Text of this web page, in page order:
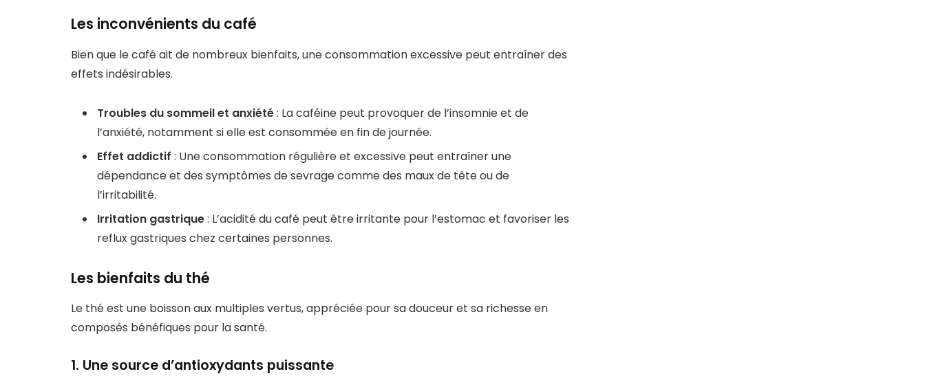
Les inconvénients du café
Bien que le café ait de nombreux bienfaits, une consommation excessive peut entraîner des
effets indésirables.
Troubles du sommeil et anxiété: La caféine peut provoquer de l’insomnie et de
l’anxiété, notamment si elle est consommée en fin de journée.
Effet addictif : Une consommation régulière et excessive peut entraîner une
dépendance et des symptômes de sevrage comme des maux de tête ou de
l’irritabilité.
Irritation gastrique: L’acidité du café peut être irritante pour l’estomac et favoriser les
reflux gastriques chez certaines personnes.
Les bienfaits du thé
Le thé est une boisson aux multiples vertus, appréciée pour sa douceur et sa richesse en
composés bénéfiques pour la santé.
1. Une source d’antioxydants puissante